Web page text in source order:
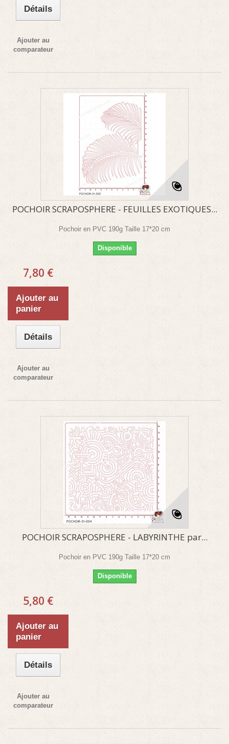
Détails
Ajouter au
comparateur
POCHOIR SCRAPOSPHERE - FEUILLES EXOTIQUES...
Pochoir en PVC 190g Taille 17*20 cm
Disponible
7,80 €
Ajouter au
panier
Détails
Ajouter au
comparateur
POCHOIR SCRAPOSPHERE - LABYRINTHE par...
Pochoir en PVC 190g Taille 17*20 cm
Disponible
5,80 €
Ajouter au
panier
Détails
Ajouter au
comparateur